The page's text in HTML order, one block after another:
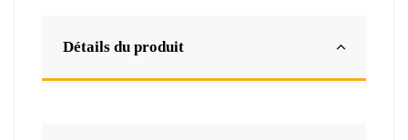
Détails du produit